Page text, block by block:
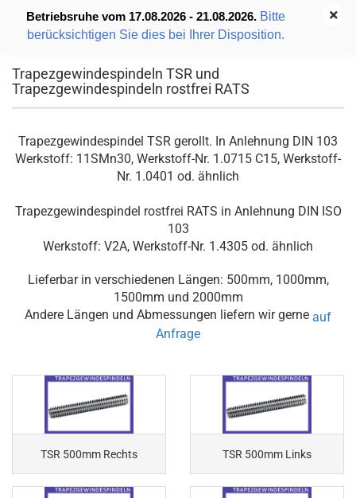
Betriebsruhe vom 17.08.2026 - 21.08.2026. Bitte
berücksichtigen Sie dies bei Ihrer Disposition.
Trapezgewindespindeln TSR und
Trapezgewindespindeln rostfrei RATS
Trapezgewindespindel TSR gerollt. In Anlehnung DIN 103
Werkstoff: 11SMn30, Werkstoff-Nr. 1.0715 C15, Werkstoff-
Nr. 1.0401 od. ähnlich
Trapezgewindespindel rostfrei RATS in Anlehnung DIN ISO
103
Werkstoff: V2A, Werkstoff-Nr. 1.4305 od. ähnlich
Lieferbar in verschiedenen Längen: 500mm, 1000mm,
1500mm und 2000mm
Andere Längen und Abmessungen liefern wir gerne auf
Anfrage
TSR 500mm Rechts TSR 500mm Links